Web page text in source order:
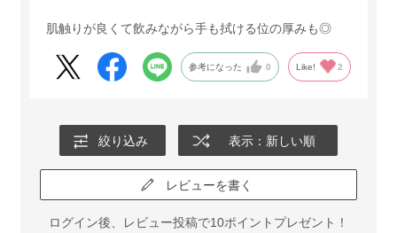
肌触りが良くて飲みながら手も拭ける位の厚みも◎
参考になった 0 Like! 2
絞り込み 表示：新しい順
レビューを書く
ログイン後、レビュー投稿で10ポイントプレゼント！